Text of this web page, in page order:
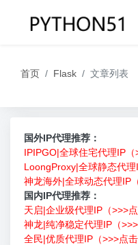
首页 Flask 文章列表
国外IP代理推荐：
IPIPGO|全球住宅代理IP（
LoongProxy|全球静态代理
神龙海外|全球动态代理IP
国内IP代理推荐：
天启|企业级代理IP（>>>
神龙|纯净稳定代理IP（
全民|优质代理IP（>>>点